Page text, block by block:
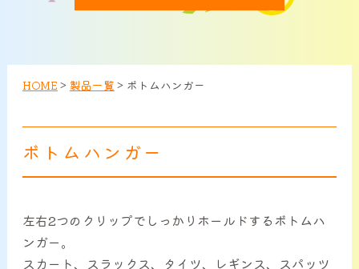
TOP
会社案内
サービス案内
HOME > 製品一覧 > ボトムハンガー
ボトムハンガー
左右2つのクリップでしっかりホールドするボトムハ
ンガー。
スカート、スラックス、タイツ、レギンス、スパッツ